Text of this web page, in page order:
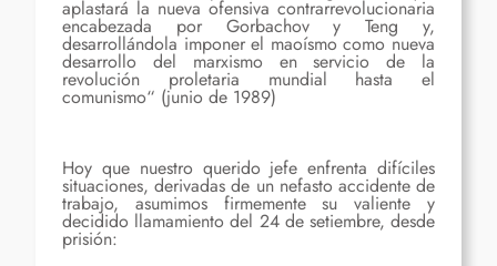
aplastará la nueva ofensiva contrarrevolucionaria
encabezada por Gorbachov y Teng y,
desarrollándola imponer el maoísmo como nueva
desarrollo del marxismo en servicio de la
revolución proletaria mundial hasta el
comunismo“ (junio de 1989)
Hoy que nuestro querido jefe enfrenta difíciles
situaciones, derivadas de un nefasto accidente de
trabajo, asumimos firmemente su valiente y
decidido llamamiento del 24 de setiembre, desde
prisión: